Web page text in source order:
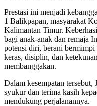
Prestasi ini menjadi
1 Balikpapan, masyarakat
Kalimantan Timur.
bagi anak-anak dan remaja
potensi diri, berani bermimpi
keras, disiplin, dan
membanggakan.
Dalam kesempatan
syukur dan terima kasih
mendukung perjalanannya.